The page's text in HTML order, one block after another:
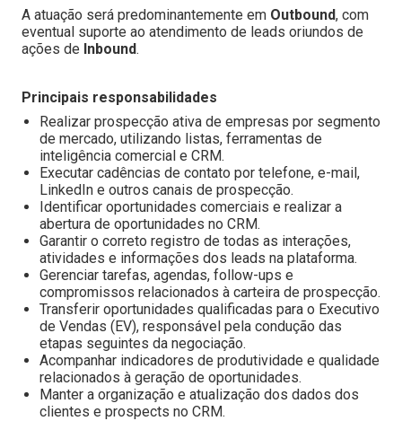
A atuação será predominantemente em Outbound, com
eventual suporte ao atendimento de leads oriundos de
ações de Inbound.
Principais responsabilidades
Realizar prospecção ativa de empresas por segmento
de mercado, utilizando listas, ferramentas de
inteligência comercial e CRM.
Executar cadências de contato por telefone, e-mail,
LinkedIn e outros canais de prospecção.
Identificar oportunidades comerciais e realizar a
abertura de oportunidades no CRM.
Garantir o correto registro de todas as interações,
atividades e informações dos leads na plataforma.
Gerenciar tarefas, agendas, follow-ups e
compromissos relacionados à carteira de prospecção.
Transferir oportunidades qualificadas para o Executivo
de Vendas (EV), responsável pela condução das
etapas seguintes da negociação.
Acompanhar indicadores de produtividade e qualidade
relacionados à geração de oportunidades.
Manter a organização e atualização dos dados dos
clientes e prospects no CRM.